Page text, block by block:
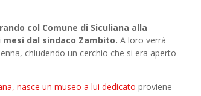
col Comune di Siculiana alla
dal sindaco Zambito. A loro verrà
chiudendo un cerchio che si era aperto
nasce un museo a lui dedicato proviene